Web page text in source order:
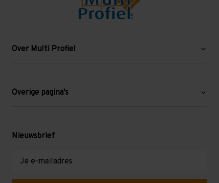
Over Multi Profiel
Blog
Levering en afhalen
Overige pagina's
Mezzanine
Verdiepingsvloeren
Nieuwsbrief